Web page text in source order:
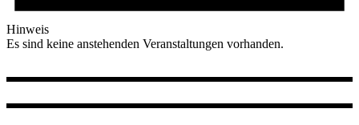
Hinweis
Es sind keine anstehenden Veranstaltungen vorhanden.